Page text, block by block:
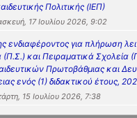
Πολιτικής (ΙΕΠ)
17 Ιουλίου 2026, 9:02
για πλήρωση
και Πειραματικά Σχολεία
Πρωτοβάθμιας και
ενός (1) διδακτικού έτους,
15 Ιουλίου 2026, 7:38